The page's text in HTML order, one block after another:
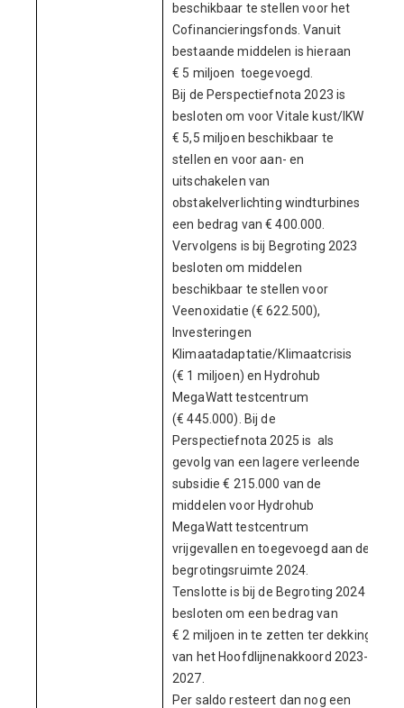
beschikbaar te stellen voor het
Cofinancieringsfonds. Vanuit
bestaande middelen is hieraan
€ 5 miljoen toegevoegd.
Bij de Perspectiefnota 2023 is
besloten om voor Vitale kust/IKW
€ 5,5 miljoen beschikbaar te
stellen en voor aan- en
uitschakelen van
obstakelverlichting windturbines
een bedrag van € 400.000.
Vervolgens is bij Begroting 2023
besloten om middelen
beschikbaar te stellen voor
Veenoxidatie (€ 622.500),
Investeringen
Klimaatadaptatie/Klimaatcrisis
(€ 1 miljoen) en Hydrohub
MegaWatt testcentrum
(€ 445.000). Bij de
Perspectiefnota 2025 is als
gevolg van een lagere verleende
subsidie € 215.000 van de
middelen voor Hydrohub
MegaWatt testcentrum
vrijgevallen en toegevoegd aan de
begrotingsruimte 2024.
Tenslotte is bij de Begroting 2024
besloten om een bedrag van
€ 2 miljoen in te zetten ter dekking
van het Hoofdlijnenakkoord 2023-
2027.
Per saldo resteert dan nog een